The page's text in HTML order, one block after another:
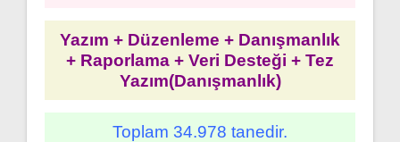
Yazım + Düzenleme + Danışmanlık
+ Raporlama + Veri Desteği + Tez
Yazım(Danışmanlık)
Toplam 34.978 tanedir.